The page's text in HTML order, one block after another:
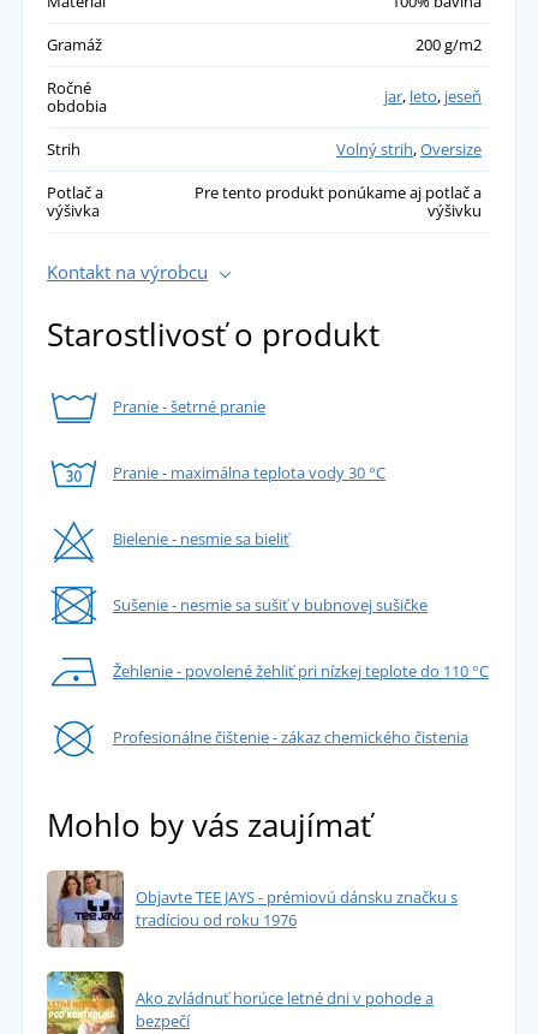
Gramáž
200 g/m2
Ročné
obdobia
jar, leto, jeseň
Strih Volný strih,Oversize
Potlač a
výšivka
Pre tento produkt ponúkame aj potlač a
výšivku
Kontakt na výrobcu
Starostlivosť o produkt
Pranie - šetrné pranie
Pranie - maximálna teplota vody 30 °C
Bielenie - nesmie sa bieliť
Sušenie - nesmie sa sušiť v bubnovej sušičke
Žehlenie - povolené žehliť pri nízkej teplote do 110 °C
Profesionálne čištenie - zákaz chemického čistenia
Mohlo by vás zaujímať
Objavte TEE JAYS - prémiovú dánsku značku s
tradíciou od roku 1976
Ako zvládnuť horúce letné dni v pohode a
bezpečí